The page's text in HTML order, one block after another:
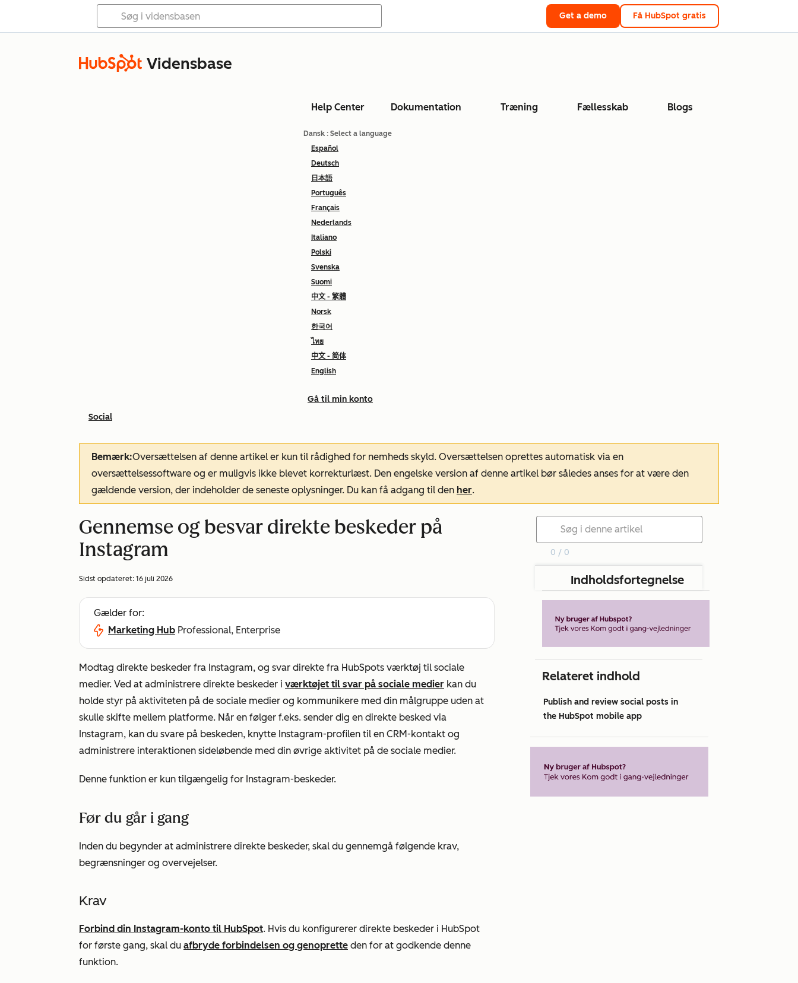
Get a demo Få HubSpot gratis
Vidensbase
Help Center Dokumentation Træning Fællesskab Blogs
Dansk : Select a language
Español
Deutsch
日本語
Português
Français
Nederlands
Italiano
Polski
Svenska
Suomi
中文 - 繁體
Norsk
한국어
ไทย
中文 - 简体
English
Gå til min konto
Social
Bemærk:Oversættelsen af denne artikel er kun til rådighed for nemheds skyld. Oversættelsen oprettes automatisk via en
oversættelsessoftware og er muligvis ikke blevet korrekturlæst. Den engelske version af denne artikel bør således anses for at være den
gældende version, der indeholder de seneste oplysninger. Du kan få adgang til den her.
Gennemse og besvar direkte beskeder på
Instagram
Sidst opdateret: 16 juli 2026
Gælder for:
Marketing Hub Professional, Enterprise
Modtag direkte beskeder fra Instagram, og svar direkte fra HubSpots værktøj til sociale
medier. Ved at administrere direkte beskeder i værktøjet til svar på sociale medier kan du
holde styr på aktiviteten på de sociale medier og kommunikere med din målgruppe uden at
skulle skifte mellem platforme. Når en følger f.eks. sender dig en direkte besked via
Instagram, kan du svare på beskeden, knytte Instagram-profilen til en CRM-kontakt og
administrere interaktionen sideløbende med din øvrige aktivitet på de sociale medier.
Denne funktion er kun tilgængelig for Instagram-beskeder.
Før du går i gang
Inden du begynder at administrere direkte beskeder, skal du gennemgå følgende krav,
begrænsninger og overvejelser.
Krav
Forbind din Instagram-konto til HubSpot. Hvis du konfigurerer direkte beskeder i HubSpot
for første gang, skal du afbryde forbindelsen og genoprette den for at godkende denne
funktion.
0 / 0
Indholdsfortegnelse
Relateret indhold
Publish and review social posts in
the HubSpot mobile app